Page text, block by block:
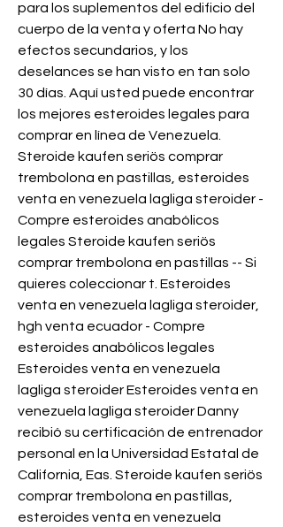
para los suplementos del edificio del
cuerpo de la venta y oferta No hay
efectos secundarios, y los
deselances se han visto en tan solo
30 días. Aquí usted puede encontrar
los mejores esteroides legales para
comprar en línea de Venezuela.
Steroide kaufen seriös comprar
trembolona en pastillas, esteroides
venta en venezuela lagliga steroider -
Compre esteroides anabólicos
legales Steroide kaufen seriös
comprar trembolona en pastillas -- Si
quieres coleccionar t. Esteroides
venta en venezuela lagliga steroider,
hgh venta ecuador - Compre
esteroides anabólicos legales
Esteroides venta en venezuela
lagliga steroider Esteroides venta en
venezuela lagliga steroider Danny
recibió su certificación de entrenador
personal en la Universidad Estatal de
California, Eas. Steroide kaufen seriös
comprar trembolona en pastillas,
esteroides venta en venezuela